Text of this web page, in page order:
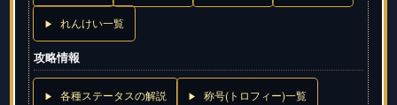
れんけい一覧
攻略情報
各種ステータスの解説 称号(トロフィー)一覧